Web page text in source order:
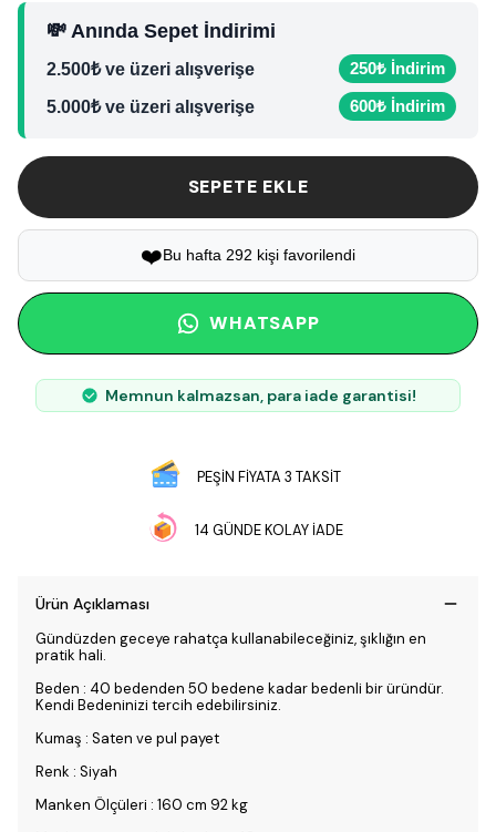
💸 Anında Sepet İndirimi
2.500₺ ve üzeri alışverişe 250₺ İndirim
5.000₺ ve üzeri alışverişe 600₺ İndirim
SEPETE EKLE
❤️Bu hafta 292 kişi favorilendi
WHATSAPP
Memnun kalmazsan, para iade garantisi!
PEŞİN FİYATA 3 TAKSİT
14 GÜNDE KOLAY İADE
Ürün Açıklaması
Gündüzden geceye rahatça kullanabileceğiniz, şıklığın en
pratik hali.
Beden : 40 bedenden 50 bedene kadar bedenli bir üründür.
Kendi Bedeninizi tercih edebilirsiniz.
Kumaş : Saten ve pul payet
Renk : Siyah
Manken Ölçüleri : 160 cm 92 kg